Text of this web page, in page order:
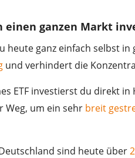
einen ganzen Markt
heute ganz einfach selbst
und verhindert die
ETF investierst du direkt
Weg, um ein sehr breit
sind heute über